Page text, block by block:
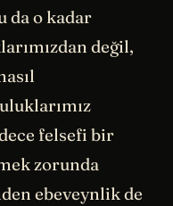
da o kadar
değil,
felsefi bir
zorunda
ebeveynlik de